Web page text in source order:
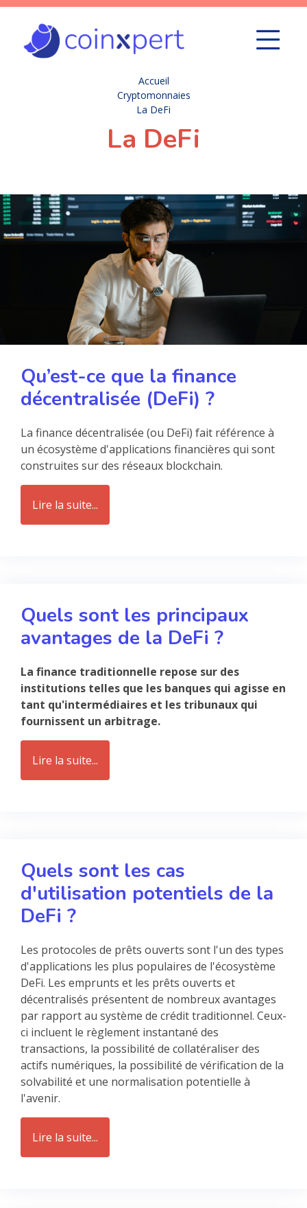
Accueil
Cryptomonnaies
La DeFi
La DeFi
Qu’est-ce que la finance
décentralisée (DeFi) ?
La finance décentralisée (ou DeFi) fait référence à
un écosystème d'applications financières qui sont
construites sur des réseaux blockchain.
Lire la suite...
Quels sont les principaux
avantages de la DeFi ?
La finance traditionnelle repose sur des
institutions telles que les banques qui agisse en
tant qu'intermédiaires et les tribunaux qui
fournissent un arbitrage.
Lire la suite...
Quels sont les cas
d'utilisation potentiels de la
DeFi ?
Les protocoles de prêts ouverts sont l'un des types
d'applications les plus populaires de l'écosystème
DeFi. Les emprunts et les prêts ouverts et
décentralisés présentent de nombreux avantages
par rapport au système de crédit traditionnel. Ceux-
ci incluent le règlement instantané des
transactions, la possibilité de collatéraliser des
actifs numériques, la possibilité de vérification de la
solvabilité et une normalisation potentielle à
l'avenir.
Lire la suite...